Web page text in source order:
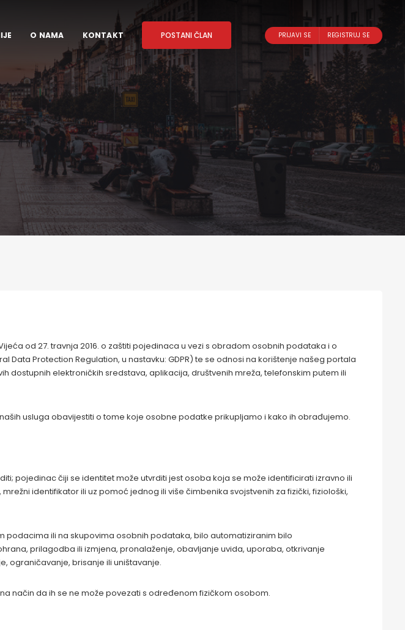
O NAMA KONTAKT POSTANI ČLAN PRIJAVI SE REGISTRUJ SE
od 27. travnja 2016. o zaštiti pojedinaca u vezi s obradom osobnih podataka i o
Protection Regulation, u nastavku: GDPR) te se odnosi na korištenje našeg portala
dostupnih elektroničkih sredstava, aplikacija, društvenih mreža, telefonskim putem ili
usluga obavijestiti o tome koje osobne podatke prikupljamo i kako ih obrađujemo.
pojedinac čiji se identitet može utvrditi jest osoba koja se može identificirati izravno ili
identifikator ili uz pomoć jednog ili više čimbenika svojstvenih za fizički, fiziološki,
ili na skupovima osobnih podataka, bilo automatiziranim bilo
prilagodba ili izmjena, pronalaženje, obavljanje uvida, uporaba, otkrivanje
ograničavanje, brisanje ili uništavanje.
način da ih se ne može povezati s određenom fizičkom osobom.